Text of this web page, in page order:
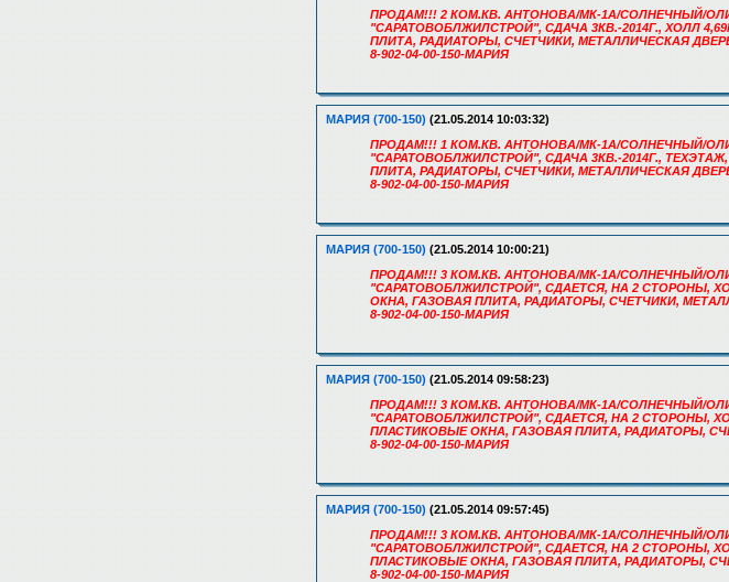
ПРОДАМ!!! 2 КОМ.КВ. АНТОНОВА/МК-1А/СОЛНЕЧНЫЙ/
"САРАТОВОБЛЖИЛСТРОЙ", СДАЧА 3КВ.-2014Г., ХОЛЛ
ПЛИТА, РАДИАТОРЫ, СЧЕТЧИКИ, МЕТАЛЛИЧЕСКАЯ
8-902-04-00-150-МАРИЯ
МАРИЯ (700-150) (21.05.2014 10:03:32)
ПРОДАМ!!! 1 КОМ.КВ. АНТОНОВА/МК-1А/СОЛНЕЧНЫЙ/
"САРАТОВОБЛЖИЛСТРОЙ", СДАЧА 3КВ.-2014Г.,
ПЛИТА, РАДИАТОРЫ, СЧЕТЧИКИ, МЕТАЛЛИЧЕСКАЯ
8-902-04-00-150-МАРИЯ
МАРИЯ (700-150) (21.05.2014 10:00:21)
ПРОДАМ!!! 3 КОМ.КВ. АНТОНОВА/МК-1А/СОЛНЕЧНЫЙ/
"САРАТОВОБЛЖИЛСТРОЙ", СДАЕТСЯ, НА 2 СТОРОНЫ,
ОКНА, ГАЗОВАЯ ПЛИТА, РАДИАТОРЫ, СЧЕТЧИКИ,
8-902-04-00-150-МАРИЯ
МАРИЯ (700-150) (21.05.2014 09:58:23)
ПРОДАМ!!! 3 КОМ.КВ. АНТОНОВА/МК-1А/СОЛНЕЧНЫЙ/
"САРАТОВОБЛЖИЛСТРОЙ", СДАЕТСЯ, НА 2 СТОРОНЫ,
ПЛАСТИКОВЫЕ ОКНА, ГАЗОВАЯ ПЛИТА, РАДИАТОРЫ,
8-902-04-00-150-МАРИЯ
МАРИЯ (700-150) (21.05.2014 09:57:45)
ПРОДАМ!!! 3 КОМ.КВ. АНТОНОВА/МК-1А/СОЛНЕЧНЫЙ/
"САРАТОВОБЛЖИЛСТРОЙ", СДАЕТСЯ, НА 2 СТОРОНЫ,
ПЛАСТИКОВЫЕ ОКНА, ГАЗОВАЯ ПЛИТА, РАДИАТОРЫ,
8-902-04-00-150-МАРИЯ